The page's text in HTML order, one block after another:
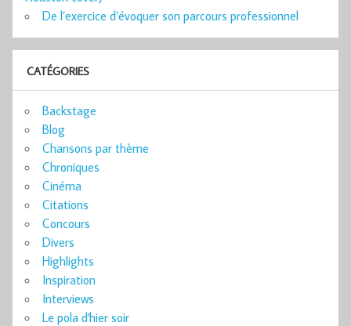
De l’exercice d’évoquer son parcours professionnel
CATÉGORIES
Backstage
Blog
Chansons par thème
Chroniques
Cinéma
Citations
Concours
Divers
Highlights
Inspiration
Interviews
Le pola d'hier soir